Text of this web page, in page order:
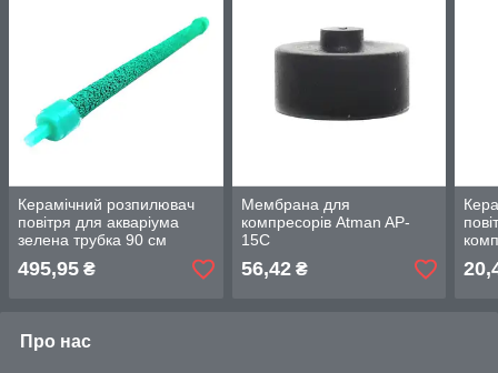
Керамічний розпилювач
повітря для акваріума
зелена трубка 90 см
495,95 ₴
Мембрана для
компресорів Atman AP-
15C
56,42₴
Про нас